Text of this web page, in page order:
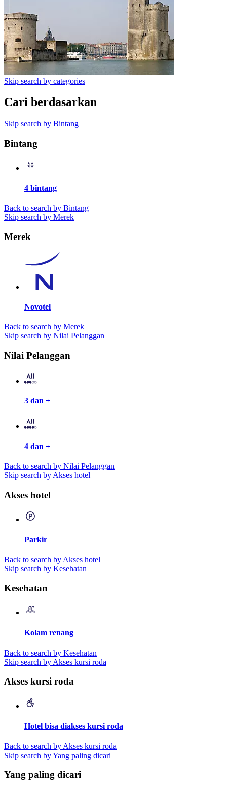
Skip search by categories
Cari berdasarkan
Skip search by Bintang
Bintang
4 bintang
Back to search by Bintang
Skip search by Merek
Merek
Novotel
Back to search by Merek
Skip search by Nilai Pelanggan
Nilai Pelanggan
3 dan +
4 dan +
Back to search by Nilai Pelanggan
Skip search by Akses hotel
Akses hotel
Parkir
Back to search by Akses hotel
Skip search by Kesehatan
Kesehatan
Kolam renang
Back to search by Kesehatan
Skip search by Akses kursi roda
Akses kursi roda
Hotel bisa diakses kursi roda
Back to search by Akses kursi roda
Skip search by Yang paling dicari
Yang paling dicari